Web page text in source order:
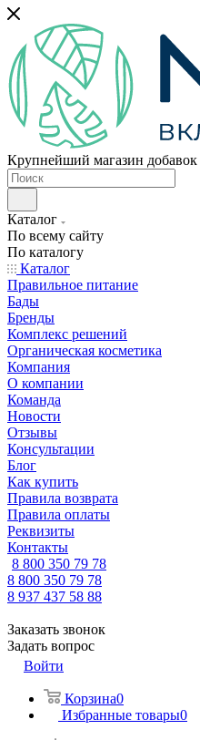
Крупнейший магазин добавок
Каталог
По всему сайту
По каталогу
Каталог
Правильное питание
Бады
Бренды
Комплекс решений
Органическая косметика
Компания
О компании
Команда
Новости
Отзывы
Консультации
Блог
Как купить
Правила возврата
Правила оплаты
Реквизиты
Контакты
8 800 350 79 78
8 800 350 79 78
8 937 437 58 88
Заказать звонок
Задать вопрос
Войти
Корзина0
Избранные товары0